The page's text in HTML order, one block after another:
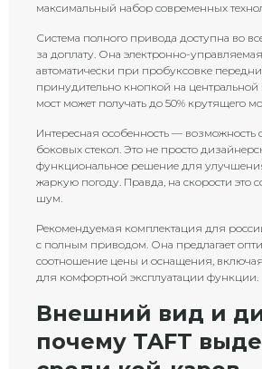
максимальный набор современных
Система полного привода доступна во
за доплату. Она электронно-
автоматически при пробуксовке
принудительно кнопкой на центральной
мост может получать до 50% крутящего
Интересная особенность — возможность
боковых стекол. Это не просто
функциональное решение для
жаркую погоду. Правда, на скорости это
шум.
Рекомендуемая комплектация для
с полным приводом. Она предлагает
соотношение цены и оснащения,
для комфортной эксплуатации функции.
Внешний вид и
почему TAFT